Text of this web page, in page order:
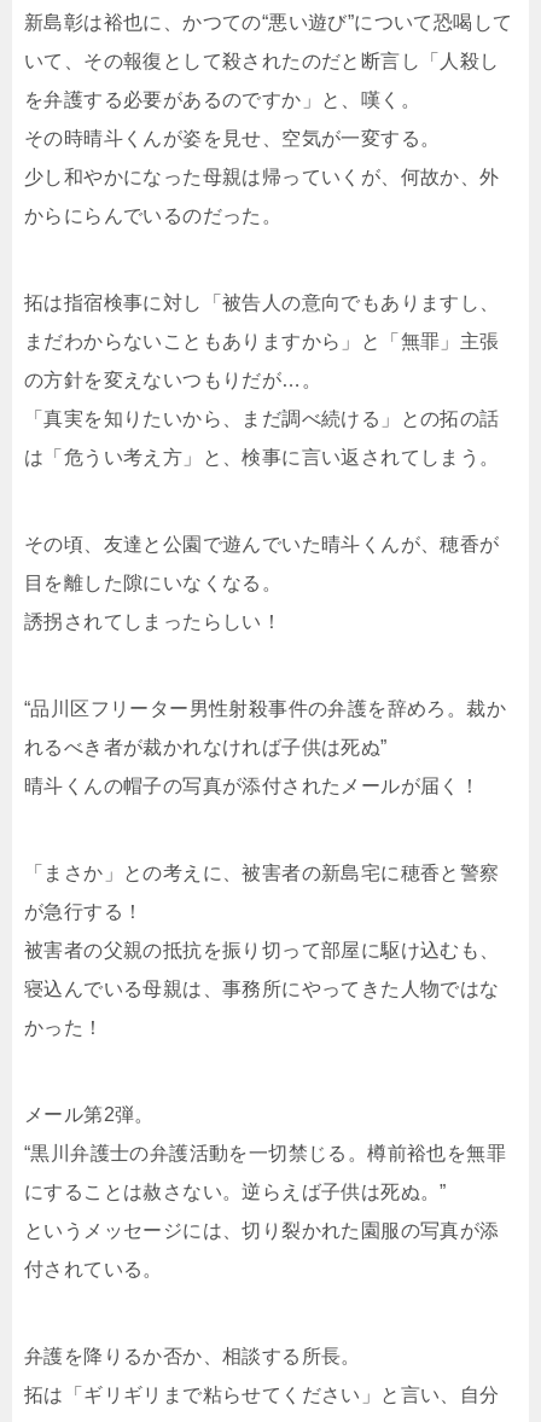
新島彰は裕也に、かつての“悪い遊び”について恐喝して
いて、その報復として殺されたのだと断言し「人殺し
を弁護する必要があるのですか」と、嘆く。
その時晴斗くんが姿を見せ、空気が一変する。
少し和やかになった母親は帰っていくが、何故か、外
からにらんでいるのだった。
拓は指宿検事に対し「被告人の意向でもありますし、
まだわからないこともありますから」と「無罪」主張
の方針を変えないつもりだが…。
「真実を知りたいから、まだ調べ続ける」との拓の話
は「危うい考え方」と、検事に言い返されてしまう。
その頃、友達と公園で遊んでいた晴斗くんが、穂香が
目を離した隙にいなくなる。
誘拐されてしまったらしい！
“品川区フリーター男性射殺事件の弁護を辞めろ。裁か
れるべき者が裁かれなければ子供は死ぬ”
晴斗くんの帽子の写真が添付されたメールが届く！
「まさか」との考えに、被害者の新島宅に穂香と警察
が急行する！
被害者の父親の抵抗を振り切って部屋に駆け込むも、
寝込んでいる母親は、事務所にやってきた人物ではな
かった！
メール第2弾。
“黒川弁護士の弁護活動を一切禁じる。樽前裕也を無罪
にすることは赦さない。逆らえば子供は死ぬ。”
というメッセージには、切り裂かれた園服の写真が添
付されている。
弁護を降りるか否か、相談する所長。
拓は「ギリギリまで粘らせてください」と言い、自分